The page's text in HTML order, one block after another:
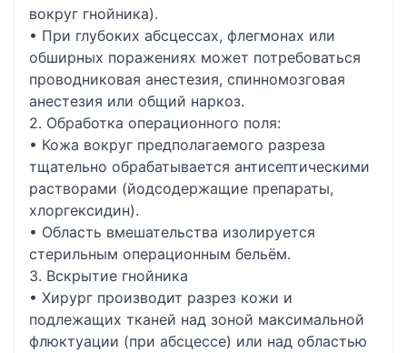
вокруг гнойника).
• При глубоких абсцессах, флегмонах или
обширных поражениях может потребоваться
проводниковая анестезия, спинномозговая
анестезия или общий наркоз.
2. Обработка операционного поля:
• Кожа вокруг предполагаемого разреза
тщательно обрабатывается антисептическими
растворами (йодсодержащие препараты,
хлоргексидин).
• Область вмешательства изолируется
стерильным операционным бельём.
3. Вскрытие гнойника
• Хирург производит разрез кожи и
подлежащих тканей над зоной максимальной
флюктуации (при абсцессе) или над областью